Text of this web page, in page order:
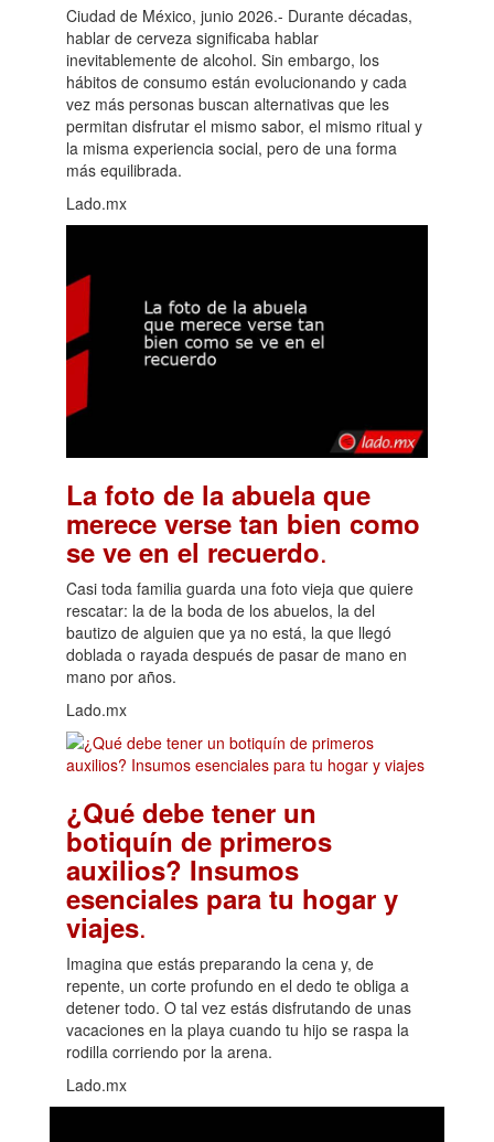
Ciudad de México, junio 2026.- Durante décadas,
hablar de cerveza significaba hablar
inevitablemente de alcohol. Sin embargo, los
hábitos de consumo están evolucionando y cada
vez más personas buscan alternativas que les
permitan disfrutar el mismo sabor, el mismo ritual y
la misma experiencia social, pero de una forma
más equilibrada.
Lado.mx
La foto de la abuela que
merece verse tan bien como
se ve en el recuerdo.
Casi toda familia guarda una foto vieja que quiere
rescatar: la de la boda de los abuelos, la del
bautizo de alguien que ya no está, la que llegó
doblada o rayada después de pasar de mano en
mano por años.
Lado.mx
¿Qué debe tener un
botiquín de primeros
auxilios? Insumos
esenciales para tu hogar y
viajes.
Imagina que estás preparando la cena y, de
repente, un corte profundo en el dedo te obliga a
detener todo. O tal vez estás disfrutando de unas
vacaciones en la playa cuando tu hijo se raspa la
rodilla corriendo por la arena.
Lado.mx